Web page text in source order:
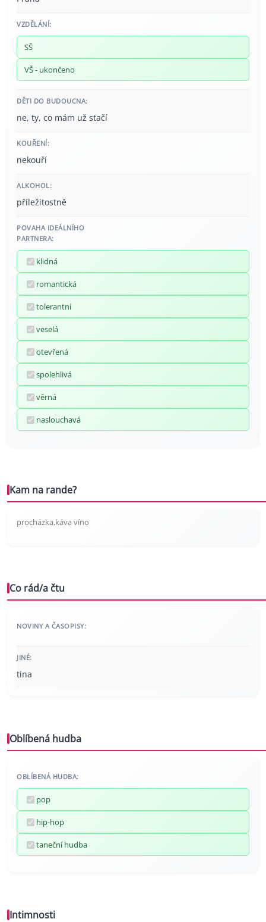
VZDĚLÁNÍ:
SŠ
VŠ - ukončeno
DĚTI DO BUDOUCNA:
ne, ty, co mám už stačí
KOUŘENÍ:
nekouří
ALKOHOL:
příležitostně
POVAHA IDEÁLNÍHO
PARTNERA:
klidná
romantická
tolerantní
veselá
otevřená
spolehlivá
věrná
naslouchavá
Kam na rande?
procházka,káva víno
Co rád/a čtu
NOVINY A ČASOPISY:
JINÉ:
tina
Oblíbená hudba
OBLÍBENÁ HUDBA:
pop
hip-hop
taneční hudba
Intimnosti